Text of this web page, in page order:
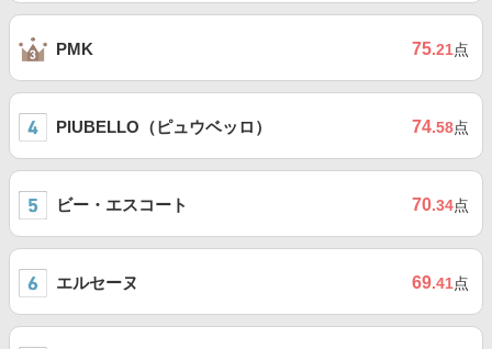
PMK 75.21点
PIUBELLO（ピュウベッロ） 74.58点
ビー・エスコート 70.34点
エルセーヌ 69.41点